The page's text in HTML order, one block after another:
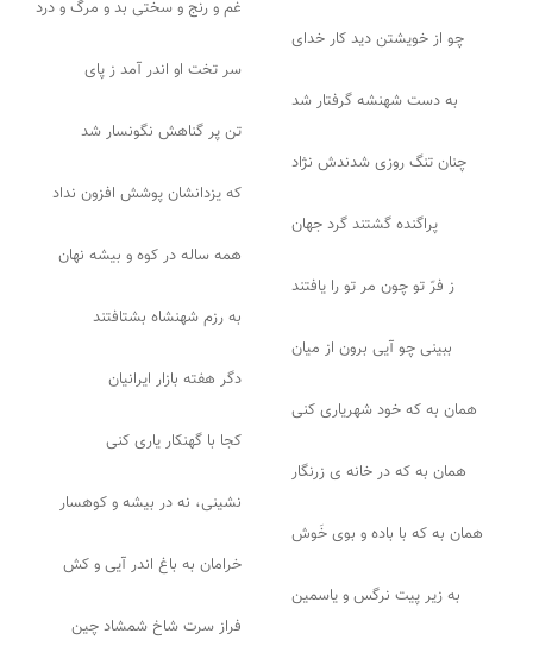
غم و رنج و سختی بد و مرگ و درد
چو از خویشتن دید کار خدای
سر تخت او اندر آمد ز پای
به دست شهنشه گرفتار شد
تن پر گناهش نگونسار شد
چنان تنگ روزی شدندش نژاد
که یزدانشان پوشش افزون نداد
پراگنده گشتند گرد جهان
همه ساله در کوه و بیشه نهان
ز فرّ تو چون مر تو را یافتند
به رزم شهنشاه بشتافتند
ببینی چو آیی برون از میان
دگر هفته بازار ایرانیان
همان به که خود شهریاری کنی
کجا با گهنکار یاری کنی
همان به که در خانه ی زرنگار
نشینی، نه در بیشه و کوهسار
همان به که با باده و بوی خَوش
خرامان به باغ اندر آیی و کش
به زیر پیت نرگس و یاسمین
فراز سرت شاخ شمشاد چین